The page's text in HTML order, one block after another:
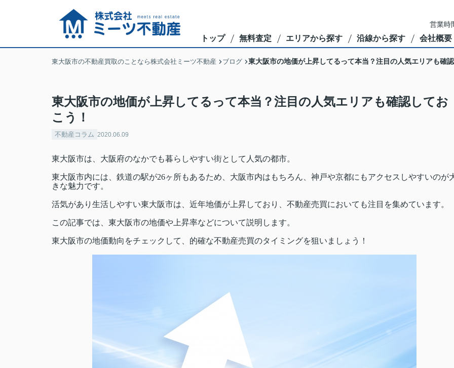
営業
トップ 無料査定 エリアから探す 沿線から探す 会社概要
東大阪市の不動産買取のことなら株式会社ミーツ不動産 ブログ 東大阪市の地価が上昇してるって本当？注目の人気エリアも確
東大阪市の地価が上昇してるって本当？注目の人気エリアも確認してお
こう！
不動産コラム 2020.06.09
東大阪市は、大阪府のなかでも暮らしやすい街として人気の都市。
東大阪市内には、鉄道の駅が26ヶ所もあるため、大阪市内はもちろん、神戸や京都にもアクセスしやすいのが
きな魅力です。
活気があり生活しやすい東大阪市は、近年地価が上昇しており、不動産売買においても注目を集めています。
この記事では、東大阪市の地価や上昇率などについて説明します。
東大阪市の地価動向をチェックして、的確な不動産売買のタイミングを狙いましょう！